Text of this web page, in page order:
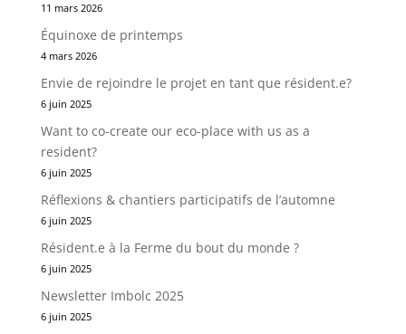
11 mars 2026
Équinoxe de printemps
4 mars 2026
Envie de rejoindre le projet en tant que résident.e?
6 juin 2025
Want to co-create our eco-place with us as a
resident?
6 juin 2025
Réflexions & chantiers participatifs de l’automne
6 juin 2025
Résident.e à la Ferme du bout du monde ?
6 juin 2025
Newsletter Imbolc 2025
6 juin 2025